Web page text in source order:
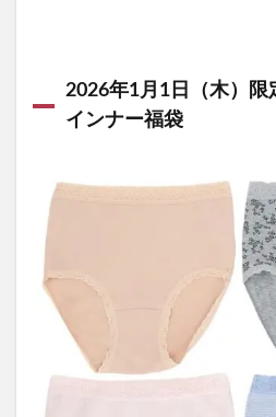
2026年1月1日（木）限
インナー福袋